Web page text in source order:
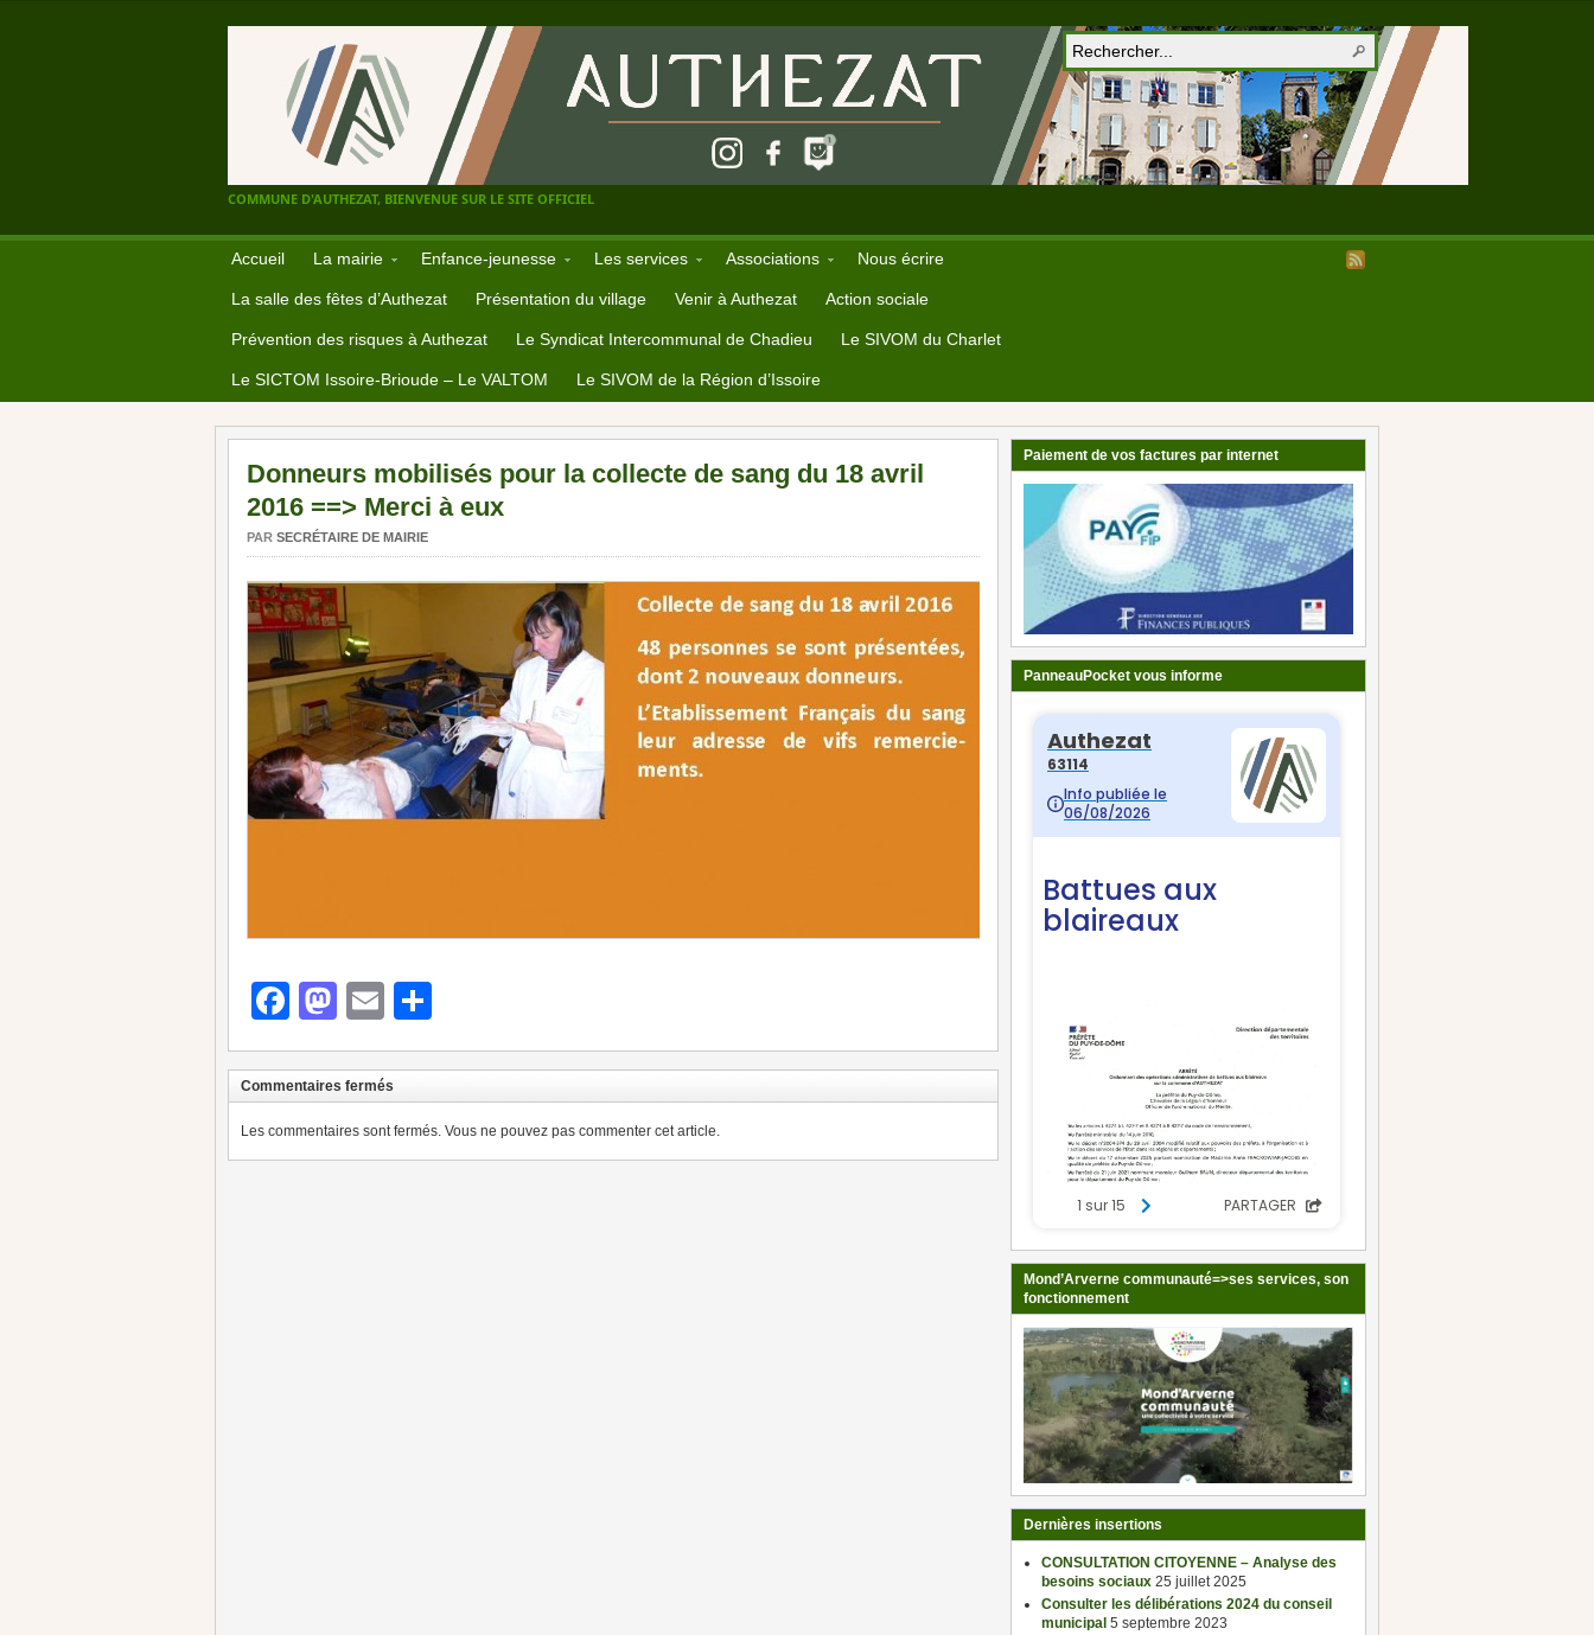
COMMUNE D'AUTHEZAT, BIENVENUE SUR LE SITE OFFICIEL
Accueil La mairie Enfance-jeunesse Les services Associations Nous écrire
La salle des fêtes d’Authezat Présentation du village Venir à Authezat Action sociale
Prévention des risques à Authezat Le Syndicat Intercommunal de Chadieu Le SIVOM du Charlet
Le SICTOM Issoire-Brioude – Le VALTOM Le SIVOM de la Région d’Issoire
Donneurs mobilisés pour la collecte de sang du 18 avril
2016 ==> Merci à eux
PAR SECRÉTAIRE DE MAIRIE
Facebook
Mastodon
Email
Commentaires fermés
Les commentaires sont fermés. Vous ne pouvez pas commenter cet article.
Paiement de vos factures par internet
PanneauPocket vous informe
Mond’Arverne communauté=>ses services, son
fonctionnement
Dernières insertions
CONSULTATION CITOYENNE – Analyse des
besoins sociaux 25 juillet 2025
Consulter les délibérations 2024 du conseil
municipal 5 septembre 2023